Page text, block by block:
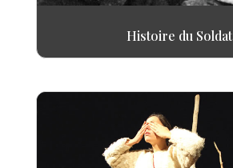
Histoire du Soldat